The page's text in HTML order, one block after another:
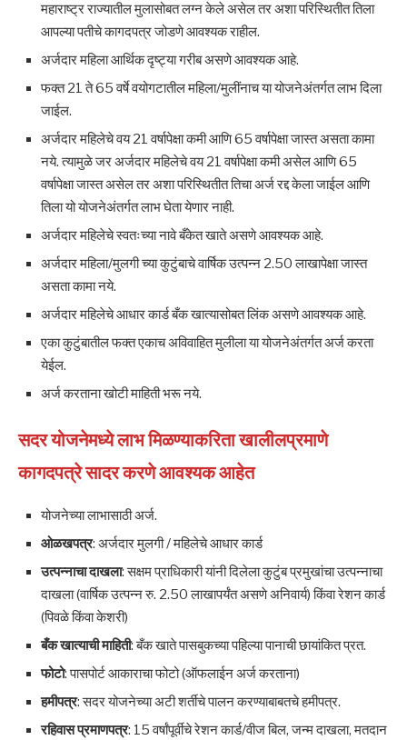
महाराष्ट्र राज्यातील मुलासोबत लग्न केले असेल तर अशा परिस्थितीत तिला
आपल्या पतीचे कागदपत्र जोडणे आवश्यक राहील.
अर्जदार महिला आर्थिक दृष्ट्या गरीब असणे आवश्यक आहे.
फक्त 21 ते 65 वर्षे वयोगटातील महिला/मुलींनाच या योजनेअंतर्गत लाभ दिला
जाईल.
अर्जदार महिलेचे वय 21 वर्षापेक्षा कमी आणि 65 वर्षापेक्षा जास्त असता कामा
नये. त्यामुळे जर अर्जदार महिलेचे वय 21 वर्षापेक्षा कमी असेल आणि 65
वर्षापेक्षा जास्त असेल तर अशा परिस्थितीत तिचा अर्ज रद्द केला जाईल आणि
तिला यो योजनेअंतर्गत लाभ घेता येणार नाही.
अर्जदार महिलेचे स्वतःच्या नावे बँकेत खाते असणे आवश्यक आहे.
अर्जदार महिला/मुलगी च्या कुटुंबाचे वार्षिक उत्पन्न 2.50 लाखापेक्षा जास्त
असता कामा नये.
अर्जदार महिलेचे आधार कार्ड बँक खात्यासोबत लिंक असणे आवश्यक आहे.
एका कुटुंबातील फक्त एकाच अविवाहित मुलीला या योजनेअंतर्गत अर्ज करता
येईल.
अर्ज करताना खोटी माहिती भरू नये.
सदर योजनेमध्ये लाभ मिळण्याकरिता खालीलप्रमाणे
कागदपत्रे सादर करणे आवश्यक आहेत
योजनेच्या लाभासाठी अर्ज.
ओळखपत्र: अर्जदार मुलगी / महिलेचे आधार कार्ड
उत्पन्नाचा दाखला: सक्षम प्राधिकारी यांनी दिलेला कुटुंब प्रमुखांचा उत्पन्नाचा
दाखला (वार्षिक उत्पन्न रु. 2.50 लाखापर्यंत असणे अनिवार्य) किंवा रेशन कार्ड
(पिवळे किंवा केशरी)
बँक खात्याची माहिती: बँक खाते पासबुकच्या पहिल्या पानाची छायांकित प्रत.
फोटो: पासपोर्ट आकाराचा फोटो (ऑफलाईन अर्ज करताना)
हमीपत्र: सदर योजनेच्या अटी शर्तीचे पालन करण्याबाबतचे हमीपत्र.
रहिवास प्रमाणपत्र: 15 वर्षांपूर्वीचे रेशन कार्ड/वीज बिल, जन्म दाखला, मतदान